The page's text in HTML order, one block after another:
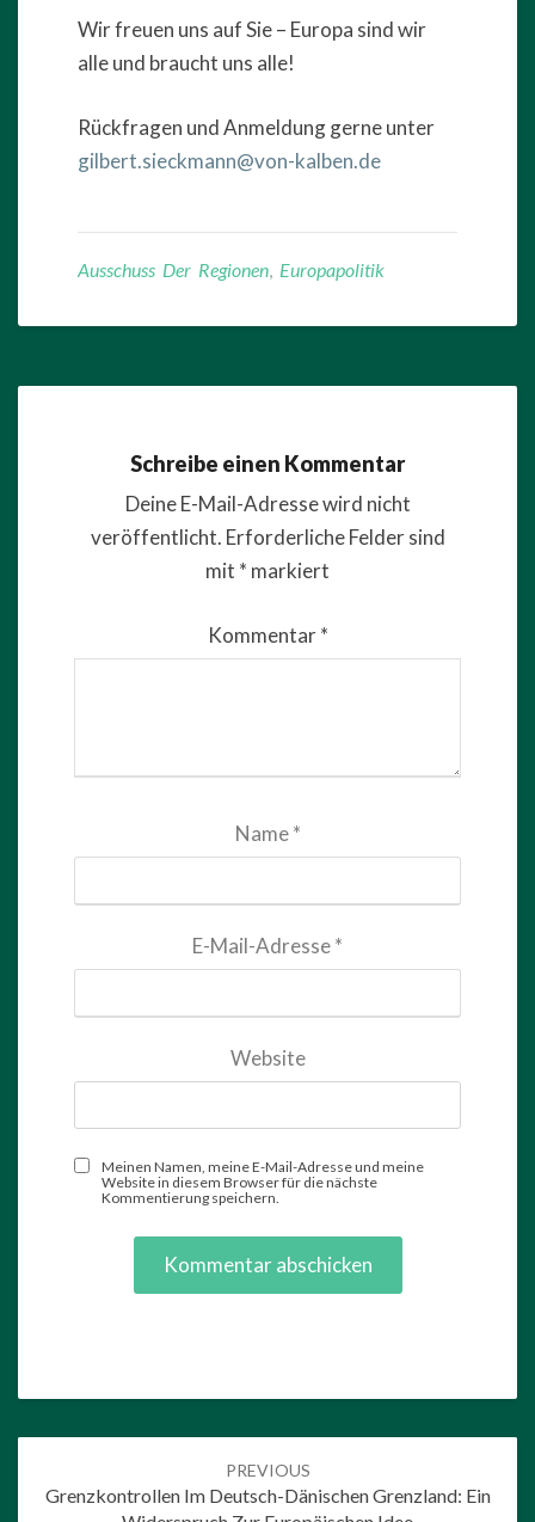
Wir freuen uns auf Sie – Europa sind wir
alle und braucht uns alle!
Rückfragen und Anmeldung gerne unter
gilbert.sieckmann@von-kalben.de
Ausschuss Der Regionen, Europapolitik
Schreibe einen Kommentar
Deine E-Mail-Adresse wird nicht
veröffentlicht. Erforderliche Felder sind
mit * markiert
Kommentar*
Name*
E-Mail-Adresse*
Website
Meinen Namen, meine E-Mail-Adresse und meine
Website in diesem Browser für die nächste
Kommentierung speichern.
PREVIOUS
Grenzkontrollen Im Deutsch-Dänischen Grenzland: Ein